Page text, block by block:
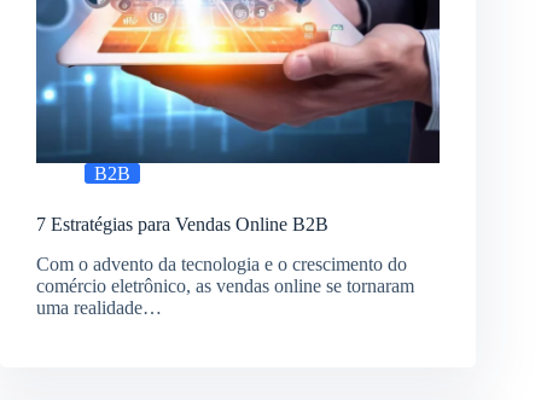
B2B
7 Estratégias para Vendas Online B2B
Com o advento da tecnologia e o crescimento do
comércio eletrônico, as vendas online se tornaram
uma realidade…